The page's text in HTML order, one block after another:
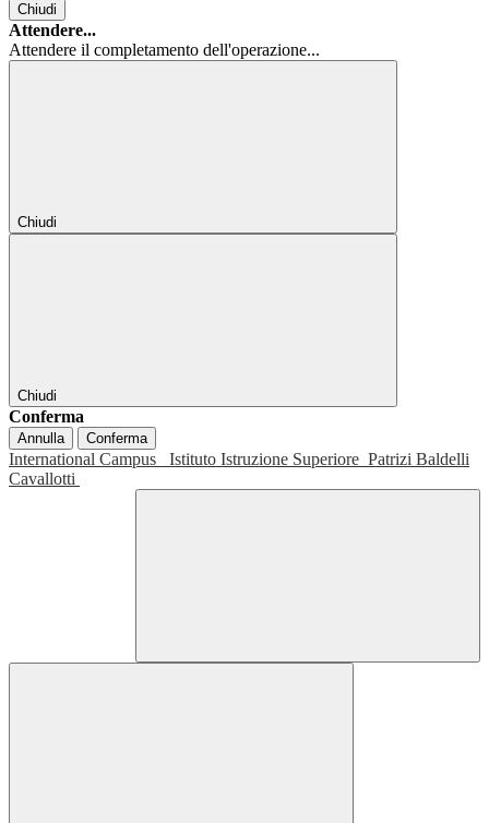
Chiudi
Attendere...
Attendere il completamento dell'operazione...
Chiudi
Chiudi
Conferma
Annulla Conferma
International Campus Istituto Istruzione Superiore Patrizi Baldelli
Cavallotti